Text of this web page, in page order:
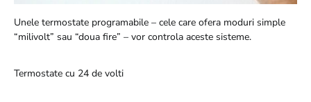
Unele termostate programabile – cele care ofera moduri simple
“milivolt” sau “doua fire” – vor controla aceste sisteme.
Termostate cu 24 de volti